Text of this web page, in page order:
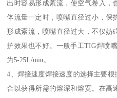
出时容易形成紊流，使空气卷入，
体流量一定时，喷嘴直径过小，保
形成紊流，喷嘴直径过大，不仅妨
护效果也不好。一般手工TIG焊喷
为5-25L/min。
4、焊接速度焊接速度的选择主要
合以获得所需的熔深和熔宽。在高